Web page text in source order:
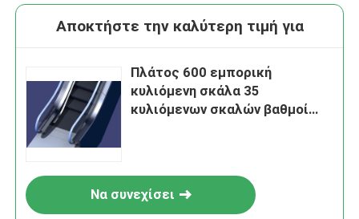
Αποκτήστε την καλύτερη τιμή για
Πλάτος 600 εμπορική
κυλιόμενη σκάλα 35
κυλιόμενων σκαλών βαθμοί
Να συνεχίσει